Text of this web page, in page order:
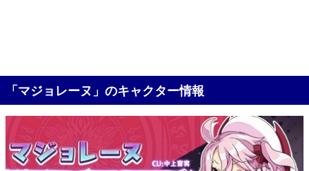
「マジョレーヌ」のキャクター情報